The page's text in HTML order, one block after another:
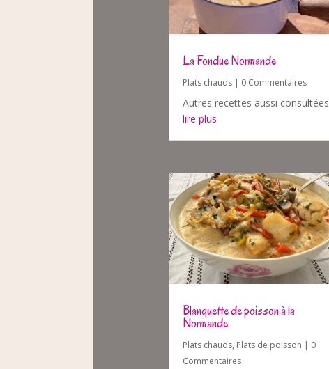
La Fondue Normande
Plats chauds| 0 Commentaires
Autres recettes aussi consultées
lire plus
Blanquette de poisson à la
Normande
Plats chauds, Plats de poisson | 0
Commentaires